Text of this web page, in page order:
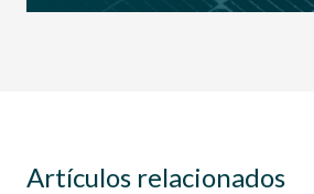
Artículos relacionados